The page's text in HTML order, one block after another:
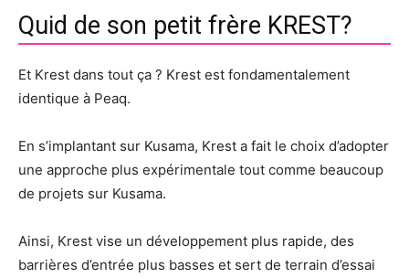
Quid de son petit frère KREST?
Et Krest dans tout ça ? Krest est fondamentalement
identique à Peaq.
En s’implantant sur Kusama, Krest a fait le choix d’adopter
une approche plus expérimentale tout comme beaucoup
de projets sur Kusama.
Ainsi, Krest vise un développement plus rapide, des
barrières d’entrée plus basses et sert de terrain d’essai